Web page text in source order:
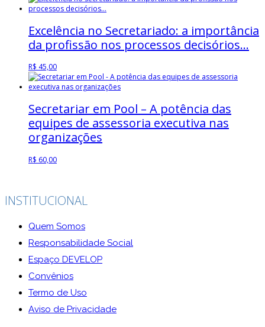
Excelência no Secretariado: a importância
da profissão nos processos decisórios…
R$ 45,00
Secretariar em Pool – A potência das
equipes de assessoria executiva nas
organizações
R$ 60,00
INSTITUCIONAL
Quem Somos
Responsabilidade Social
Espaço DEVELOP
Convênios
Termo de Uso
Aviso de Privacidade